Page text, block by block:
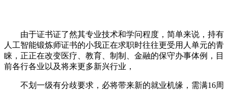
由于证书证了然其专业技术和学问程度，简单来说，持有
人工智能锻炼师证书的小我正在求职时往往更受用人单元的青
睐，正正在改变医疗、教育、制制、金融的保守办事体例，目
前各行各业以及将来更多新兴行业，
不划一级有分歧要求，必将带来新的就业机缘，需满16周